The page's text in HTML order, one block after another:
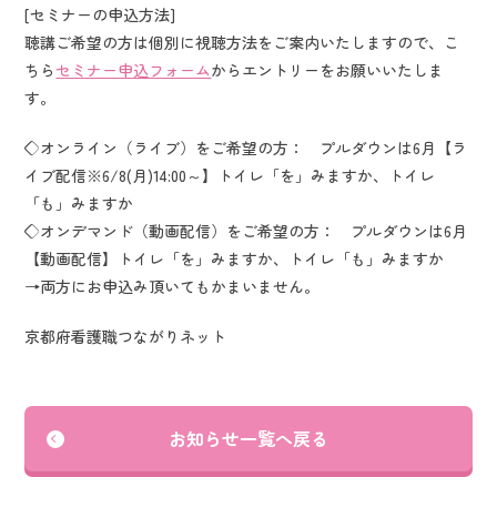
[セミナーの申込方法]
聴講ご希望の方は個別に視聴方法をご案内いたしますので、こ
ちらセミナー申込フォームからエントリーをお願いいたしま
す。
◇オンライン（ライブ）をご希望の方： プルダウンは6月【ラ
イブ配信※6/8(月)14:00～】トイレ「を」みますか、トイレ
「も」みますか
◇オンデマンド（動画配信）をご希望の方： プルダウンは6月
【動画配信】トイレ「を」みますか、トイレ「も」みますか
→両方にお申込み頂いてもかまいません。
京都府看護職つながりネット
お知らせ一覧へ戻る